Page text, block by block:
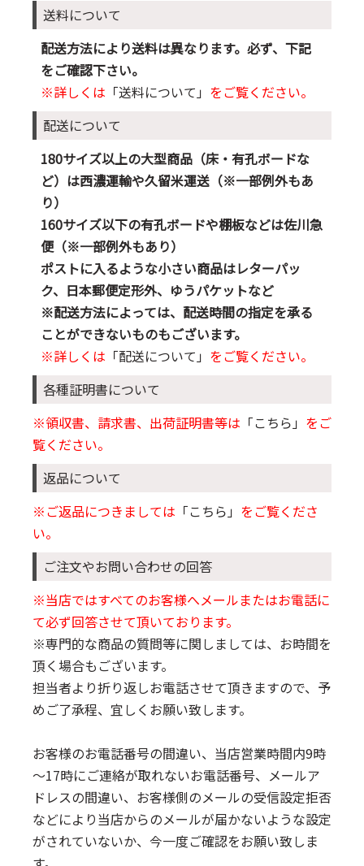
送料について
配送方法により送料は異なります。必ず、下記
をご確認下さい。
※詳しくは 「送料について」 をご覧ください。
配送について
180サイズ以上の大型商品（床・有孔ボードな
ど）は西濃運輸や久留米運送（※一部例外もあ
り）
160サイズ以下の有孔ボードや棚板などは佐川急
便（※一部例外もあり）
ポストに入るような小さい商品はレターパッ
ク、日本郵便定形外、ゆうパケットなど
※配送方法によっては、配送時間の指定を承る
ことができないものもございます。
※詳しくは 「配送について」 をご覧ください。
各種証明書について
※領収書、請求書、出荷証明書等は 「こちら」 をご
覧ください。
返品について
※ご返品につきましては 「こちら」 をご覧くださ
い。
ご注文やお問い合わせの回答
※当店ではすべてのお客様へメールまたはお電話に
て必ず回答させて頂いております。
※専門的な商品の質問等に関しましては、お時間を
頂く場合もございます。
担当者より折り返しお電話させて頂きますので、予
めご了承程、宜しくお願い致します。
お客様のお電話番号の間違い、当店営業時間内9時
～17時にご連絡が取れないお電話番号、メールア
ドレスの間違い、お客様側のメールの受信設定拒否
などにより当店からのメールが届かないような設定
がされていないか、今一度ご確認をお願い致しま